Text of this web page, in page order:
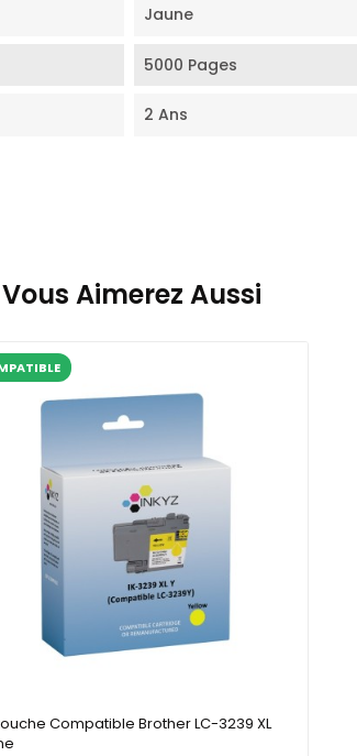
Jaune
5000 Pages
2 Ans
Vous Aimerez Aussi
Compatible Brother LC-3239 XL